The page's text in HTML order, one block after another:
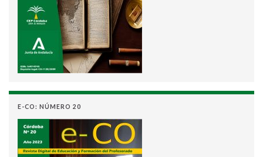
E-CO: NÚMERO 20